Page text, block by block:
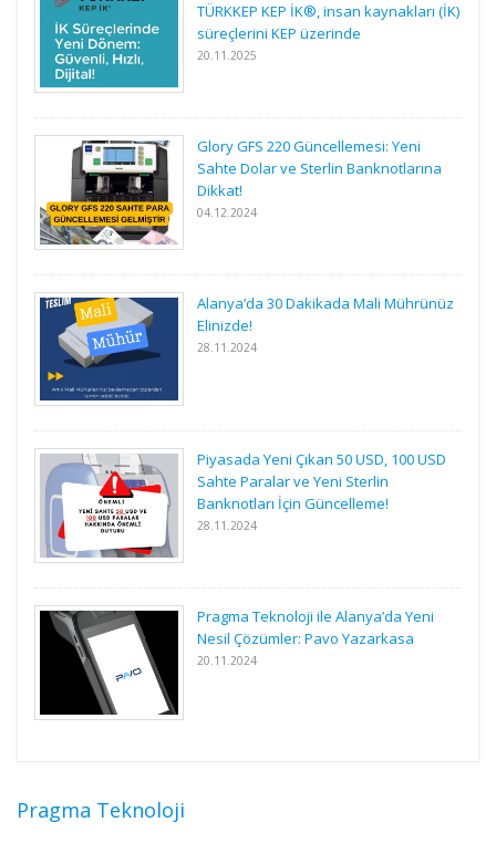
TÜRKKEP KEP İK®, insan kaynakları (İK)
süreçlerini KEP üzerinde
20.11.2025
Glory GFS 220 Güncellemesi: Yeni
Sahte Dolar ve Sterlin Banknotlarına
Dikkat!
04.12.2024
Alanya’da 30 Dakikada Mali Mührünüz
Elinizde!
28.11.2024
Piyasada Yeni Çıkan 50 USD, 100 USD
Sahte Paralar ve Yeni Sterlin
Banknotları İçin Güncelleme!
28.11.2024
Pragma Teknoloji ile Alanya’da Yeni
Nesil Çözümler: Pavo Yazarkasa
20.11.2024
Pragma Teknoloji